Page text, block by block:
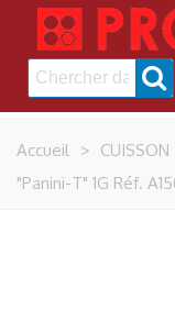
Accueil > CUISSON
"Panini-T" 1G Réf.